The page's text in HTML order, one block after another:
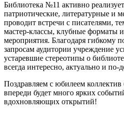
Библиотека №11 активно
патриотические, литературные и
проводит встречи с писателями,
мастер-классы, клубные форматы
мероприятия. Благодаря гибкому
запросам аудитории учреждение
устаревшие стереотипы о
всегда интересно, актуально и
Поздравляем с юбилеем
впереди будет много ярких
вдохновляющих открытий!